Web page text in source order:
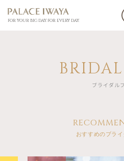
FOR YOUR BIG DAY. FOR EVERY DAY.
ブライダル
おすすめのブラ